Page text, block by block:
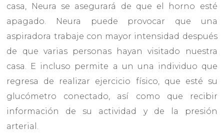
casa, Neura se asegurará de que el horno esté
apagado. Neura puede provocar que una
aspiradora trabaje con mayor intensidad después
de que varias personas hayan visitado nuestra
casa. E incluso permite a un una individuo que
regresa de realizar ejercicio físico, que esté su
glucómetro conectado, así como que recibir
información de su actividad y de la presión
arterial.